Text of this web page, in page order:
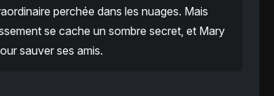
perchée dans les nuages. Mais
se cache un sombre secret, et Mary
sauver ses amis.